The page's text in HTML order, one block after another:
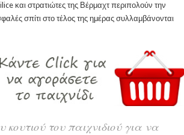
και στρατιώτες της Βέρμαχτ περιπολούν την
σπίτι στο τέλος της ημέρας συλλαμβάνονται
του παιχνιδιού για να